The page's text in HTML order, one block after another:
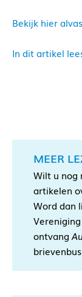
Bekijk hier
In dit artikel
MEER
Wilt u nog
artikelen
Word dan
ontvang